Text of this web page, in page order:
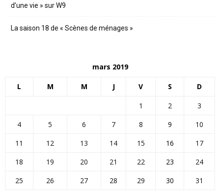
d’une vie » sur W9
La saison 18 de « Scènes de ménages »
mars 2019
L M M J V S D
1 2
3
4
5 6 7 8 9
10
11
12 13 14 15 16
17
18
19 20 21 22 23
24
25
26 27 28 29 30 31